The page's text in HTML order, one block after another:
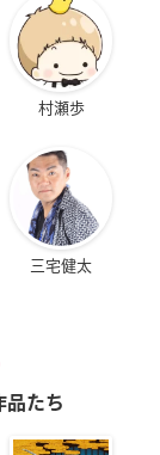
村瀬歩
三宅健太
品たち